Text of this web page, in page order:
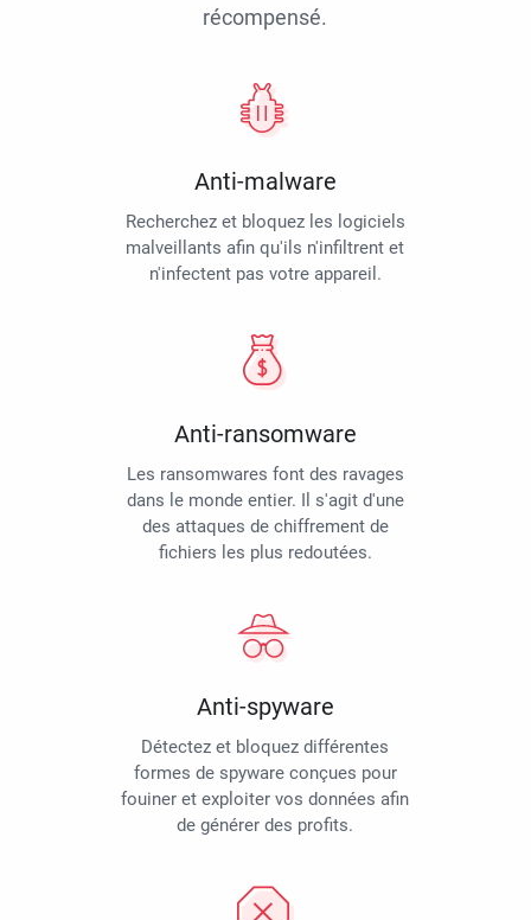
récompensé.
Anti-malware
Recherchez et bloquez les logiciels
malveillants afin qu'ils n'infiltrent et
n'infectent pas votre appareil.
Anti-ransomware
Les ransomwares font des ravages
dans le monde entier. Il s'agit d'une
des attaques de chiffrement de
fichiers les plus redoutées.
Anti-spyware
Détectez et bloquez différentes
formes de spyware conçues pour
fouiner et exploiter vos données afin
de générer des profits.